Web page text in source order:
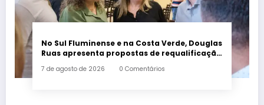
No Sul Fluminense e na Costa Verde, Douglas
Ruas apresenta propostas de requalificação
7 de agosto de 2026 0 Comentários